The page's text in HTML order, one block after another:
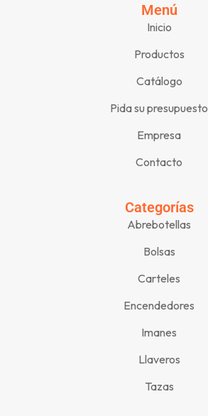
Menú
Inicio
Productos
Catálogo
Pida su presupuesto
Empresa
Contacto
Categorías
Abrebotellas
Bolsas
Carteles
Encendedores
Imanes
Llaveros
Tazas